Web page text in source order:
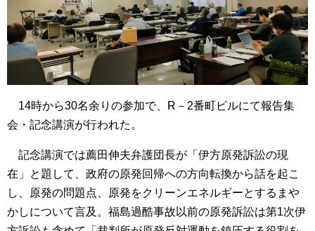
14時から30名余りの参加で、R－2番町ビルにて報告集
会・記念講演が行われた。
記念講演では薦田伸夫弁護団長が「伊方原発訴訟の現
在」と題して、政府の原発回帰への方向転換から話を起こ
し、原発の問題点、原発をクリーンエネルギーとするまや
かしについて言及。福島過酷事故以前の原発訴訟は第1次伊